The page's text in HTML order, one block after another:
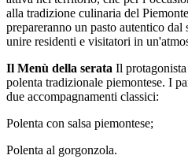
alla tradizione culinaria del
prepareranno un pasto autentico dal
unire residenti e visitatori in
Il Menù della serata Il protagonista
polenta tradizionale piemontese. I
due accompagnamenti classici:
Polenta con salsa piemontese;
Polenta al gorgonzola.